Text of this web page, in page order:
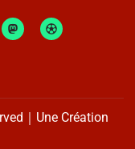
｜Une Création